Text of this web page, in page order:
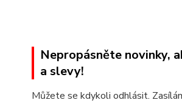
Nepropásněte novinky,
a slevy!
Můžete se kdykoli odhlásit.